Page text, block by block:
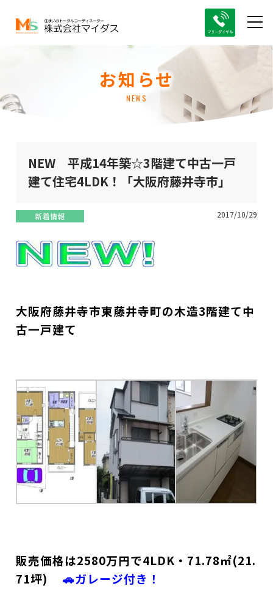
お知らせ
NEWS
NEW 平成14年築☆3階建て中古一戸
建て住宅4LDK！「大阪府藤井寺市」
新着情報 2017/10/29
大阪府藤井寺市東藤井寺町の木造3階建て中
古一戸建て
販売価格は2580万円で4LDK・71.78㎡(21.
71坪)
🚗ガレージ付き！